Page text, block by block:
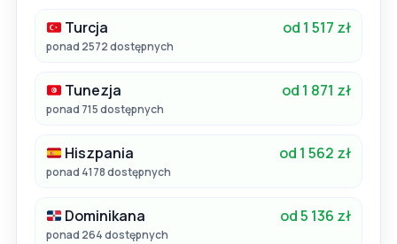
Turcja od 1 517 zł
ponad 2572 dostępnych
Tunezja od 1 871 zł
ponad 715 dostępnych
Hiszpania od 1 562 zł
ponad 4178 dostępnych
Dominikana od 5 136 zł
ponad 264 dostępnych